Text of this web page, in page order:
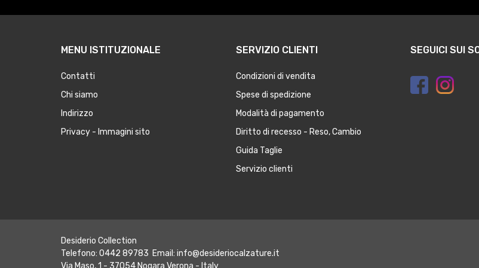
MENU ISTITUZIONALE
Contatti
Chi siamo
Indirizzo
Privacy - Immagini sito
SERVIZIO CLIENTI
Condizioni di vendita
Spese di spedizione
Modalità di pagamento
Diritto di recesso - Reso, Cambio
Guida Taglie
Servizio clienti
SEGUICI SUI
Desiderio Collection
Telefono: 0442 89783 Email: info@desideriocalzature.it
Via Maso, 1 - 37054 Nogara Verona - Italy